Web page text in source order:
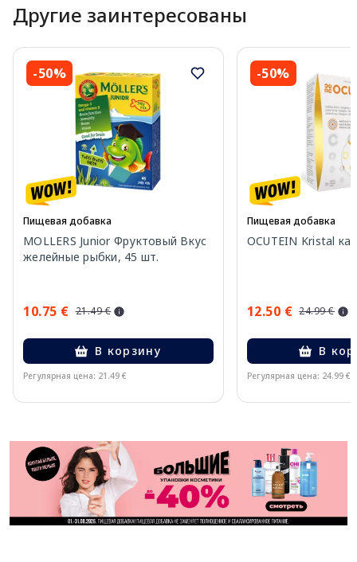
Другие заинтересованы
-50%
Пищевая добавка
MOLLERS Junior Фруктовый Вкус
желейные рыбки, 45 шт.
10.75 € 21.49 €
В корзину
Регулярная цена: 21.49 €
-50%
Пищевая добавка
OCUTEIN Kristal
12.50 € 24.99 €
В
Регулярная цена: 24.99 €